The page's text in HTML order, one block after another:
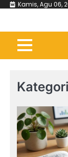
Skip
content
Kamis, Agu 06,